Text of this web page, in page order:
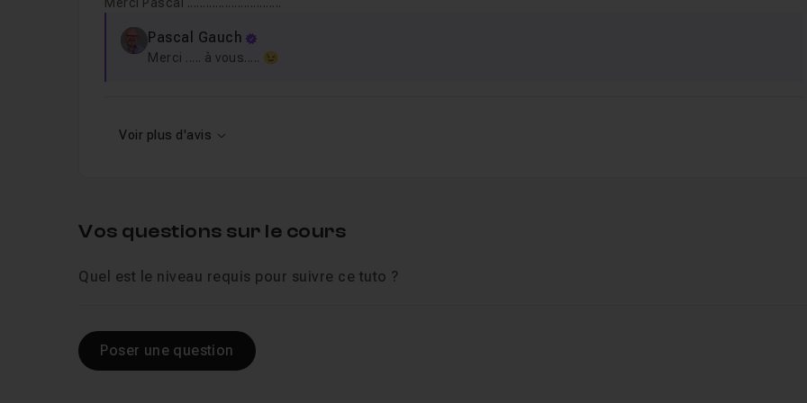
Pascal Gauch
Merci ..... à vous..... 😉
Voir plus d'avis
Vos questions sur le cours
Quel est le niveau requis pour suivre ce tuto ?
Poser une question